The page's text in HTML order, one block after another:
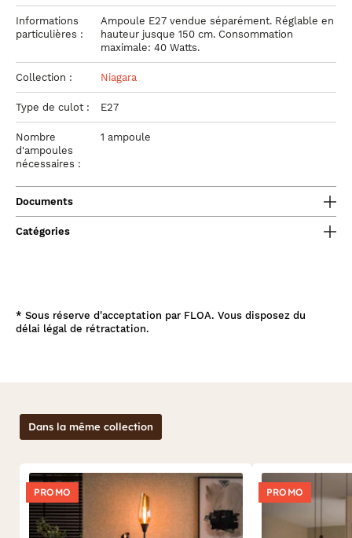
Informations
particulières :
Ampoule E27 vendue séparément. Réglable en
hauteur jusque 150 cm. Consommation
maximale: 40 Watts.
Collection : Niagara
Type de culot : E27
Nombre
d'ampoules
nécessaires :
1 ampoule
Documents
Catégories
* Sous réserve d'acceptation par FLOA. Vous disposez du
délai légal de rétractation.
Dans la même collection
PROMO PROMO